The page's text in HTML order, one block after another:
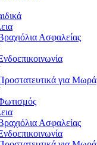
Ασφαλείας
για Μωρά
Ασφαλείας